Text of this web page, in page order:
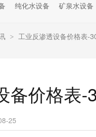
纯化水设备 矿泉水设备
> 工业反渗透设备价格表-
备价格表-
25